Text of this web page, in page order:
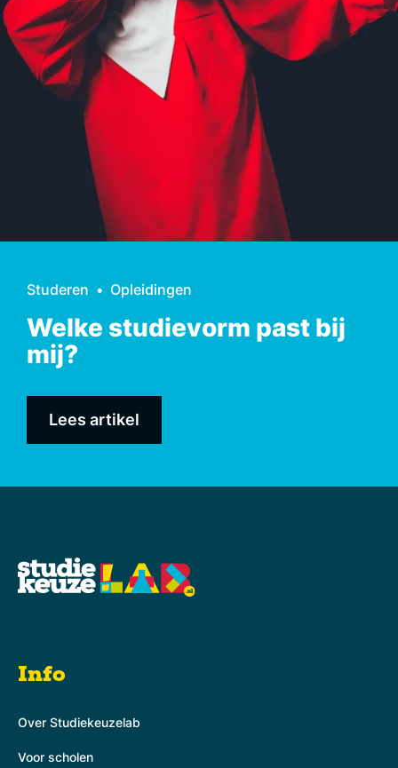
Studeren Opleidingen
Welke studievorm past bij
mij?
Lees artikel
Info
Over Studiekeuzelab
Voor scholen